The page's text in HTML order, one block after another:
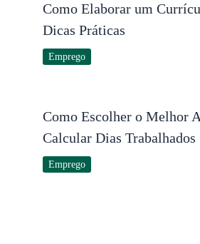
Como Elaborar um
Dicas Práticas
Emprego
Como Escolher o Melhor
Calcular Dias Trabalhados
Emprego